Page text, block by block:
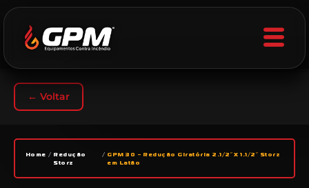
← Voltar
Home / Redução
Storz
/ GPM 30 – Redução Giratória 2.1/2″ X 1.1/2″ Storz
em Latão